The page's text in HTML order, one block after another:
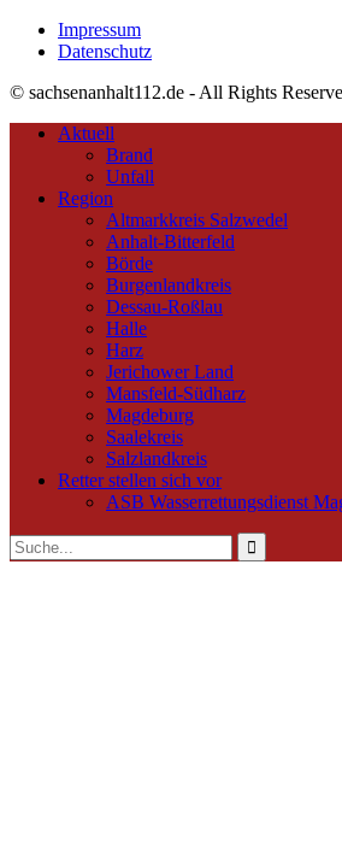
Impressum
Datenschutz
© sachsenanhalt112.de - All Rights
Aktuell
Brand
Unfall
Region
Altmarkkreis Salzwedel
Anhalt-Bitterfeld
Börde
Burgenlandkreis
Dessau-Roßlau
Halle
Harz
Jerichower Land
Mansfeld-Südharz
Magdeburg
Saalekreis
Salzlandkreis
Retter stellen sich vor
ASB Wasserrettungsdienst